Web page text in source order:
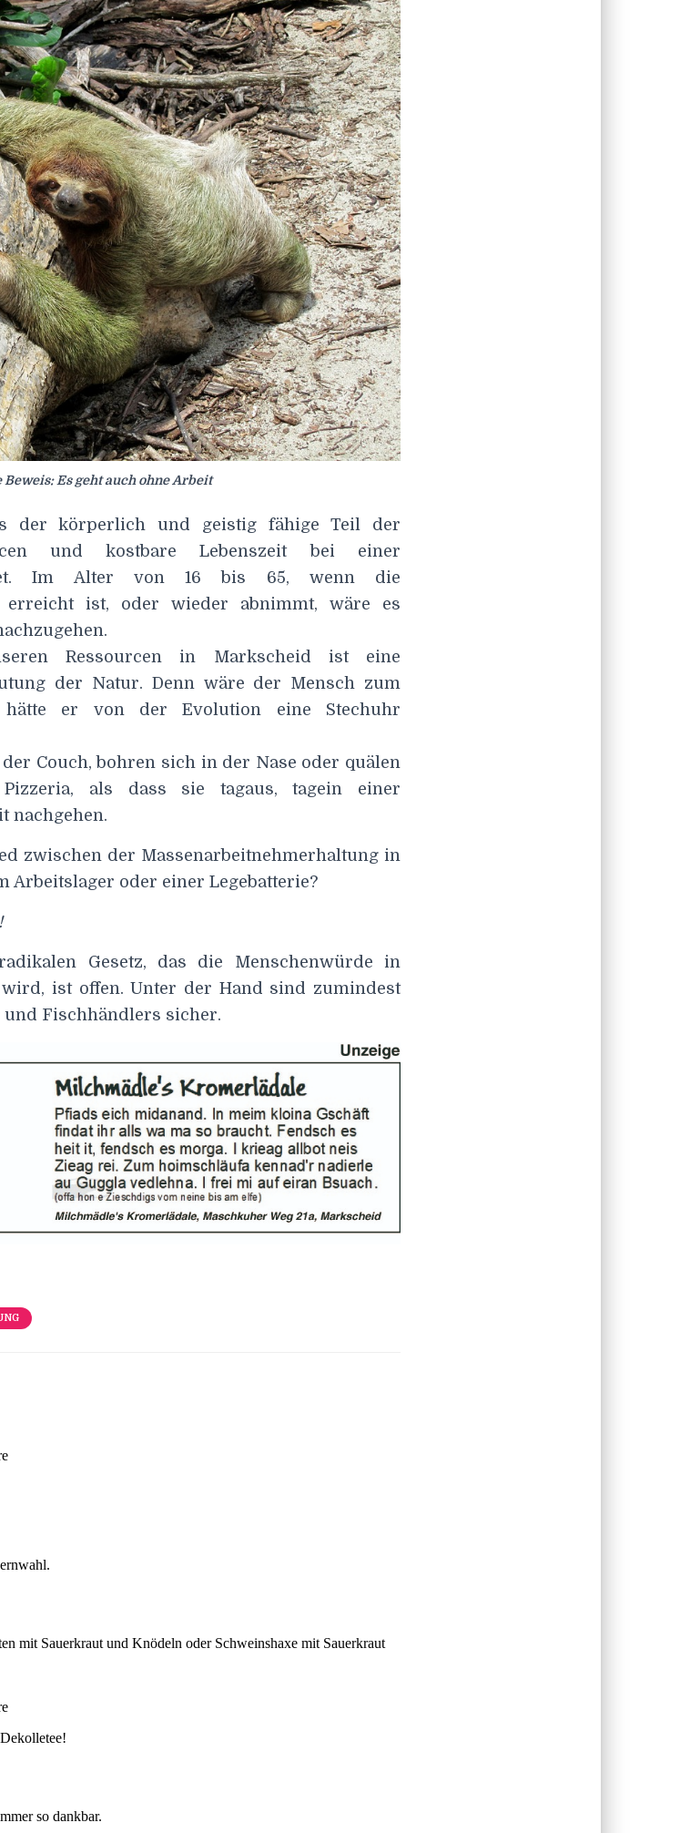
Beweis: Es geht auch ohne Arbeit
der körperlich und geistig fähige Teil der
und kostbare Lebenszeit bei einer
Im Alter von 16 bis 65, wenn die
erreicht ist, oder wieder abnimmt, wäre es
Ressourcen in Markscheid ist eine
der Natur. Denn wäre der Mensch zum
hätte er von der Evolution eine Stechuhr
Couch, bohren sich in der Nase oder quälen
als dass sie tagaus, tagein einer
nachgehen.
zwischen der Massenarbeitnehmerhaltung in
Arbeitslager oder einer Legebatterie?
Gesetz, das die Menschenwürde in
ist offen. Unter der Hand sind zumindest
und Fischhändlers sicher.